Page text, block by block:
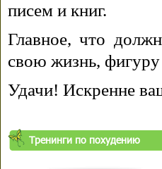
писем и книг.
Главное, что
свою жизнь, фигуру
Удачи! Искренне
Тренинги по похудению